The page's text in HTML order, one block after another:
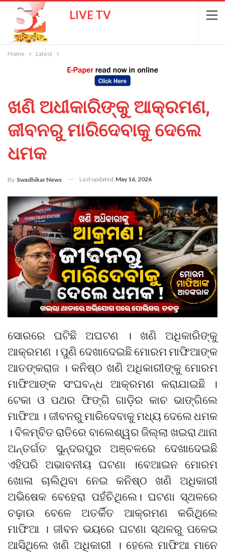
LIVE TV
Home Latest
ଖଣି ଅଧୀକାରିଙ୍କୁ ଆକ୍ରମଣ,
ଜୀବନରୁ ମାରିଦେବାକୁ ଦେଲେ
ଧମକ
By Swadhikar News Last updated May 16, 2026
ସୋରରେ ଘଟିଛି ଅଘଟଣ । ଖଣି ଅଧିକାରିଙ୍କୁ
ଆକ୍ରମଣ । ପୁଣି ଦେଖାଦେଇଛି ମୋରମ ମାଫିଆଙ୍କ
ଆତଙ୍କରାଜ । କନିଷ୍ଠ ଖଣି ଅଧିକାରୀଙ୍କୁ ମୋରମ
ମାଫିଆଙ୍କ ସଂଘବନ୍ଧ ଆକ୍ରମଣ କରାଯାଇଛି ।
ଟେକା ଓ ପଥର ଫିଙ୍ଗି ଗାଡ଼ିର କାଚ ଭାଙ୍ଗିଲେ
ମାଫିଆ । ଜୀବନରୁ ମାରିଦେବାକୁ ମଧ୍ୟ ଦେଲେ ଧମକ
। ବିଳମ୍ବିତ ରାତିରେ ବାଲେଶ୍ୱର ଜିଲ୍ଲା ଖଇରା ଥାନା
ଅନ୍ତର୍ଗତ ସୁନ୍ଦରପୁର ଅଞ୍ଚଳରେ ଦେଖାଦେଇଛି
ଏହିପରି ଅଭାବନୀୟ ଘଟଣା ।ବେଆଇନ ମୋରମ
ଖୋଳା ଚାଲିଥିବା ନେଇ କନିଷ୍ଠ ଖଣି ଅଧିକାରୀ
ଅଭିଷେକ ବେହେରା ପହଁଚିଥିଲେ। ଘଟଣା ସ୍ଥଳରେ
ଚଢ଼ାଉ ବେଳେ ଅତର୍କିତ ଆକ୍ରମଣ କରିଥିଲେ
ମାଫିଆ । ଜୀବନ ଭୟରେ ଘଟଣା ସ୍ଥଳରୁ ପଳେଇ
ଆସିଥିଲେ ଖଣି ଅଧିକାରୀ । ହେଲେ ମାଫିଆ ମାନେ